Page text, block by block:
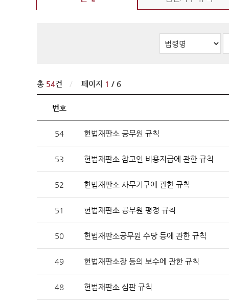
판례·법령·통계 판례
분야
헌법재
헌법
헌법재판 안내
총 54건 / 페이지 1 / 6
번호
54 헌법재판소 공무원 규칙
53 헌법재판소 참고인 비용지급에 관한 규칙
52 헌법재판소 사무기구에 관한 규칙
51 헌법재판소 공무원 평정 규칙
50 헌법재판소공무원 수당 등에 관한 규칙
49 헌법재판소장 등의 보수에 관한 규칙
48 헌법재판소 심판 규칙